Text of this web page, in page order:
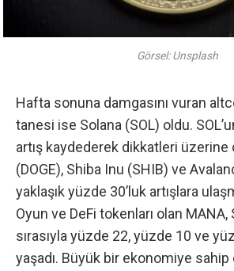
Görsel: Unsplash
Hafta sonuna damgasını vuran
tanesi ise Solana (SOL) oldu.
artış kaydederek dikkatleri
(DOGE), Shiba Inu (SHIB) ve
yaklaşık yüzde 30’luk artışlara
Oyun ve DeFi tokenları olan MANA,
sırasıyla yüzde 22, yüzde 10 ve
yaşadı. Büyük bir ekonomiye sahip